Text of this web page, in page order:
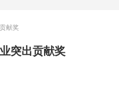
献奖
突出贡献奖